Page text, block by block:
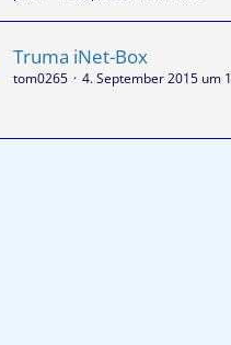
Truma iNet-Box
tom0265 4. September 2015 um